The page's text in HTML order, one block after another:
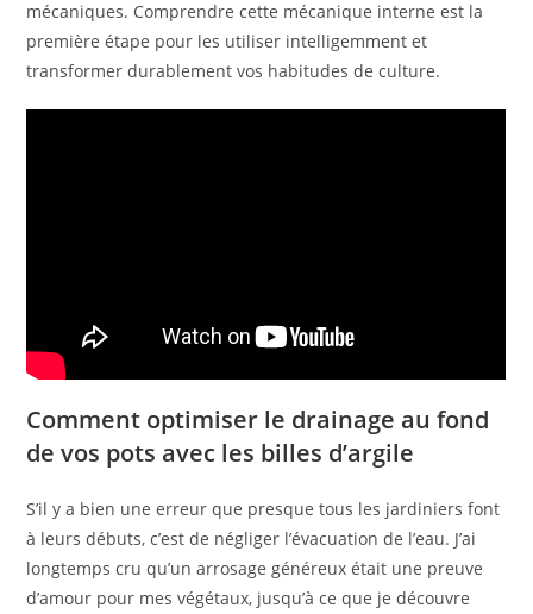
mécaniques. Comprendre cette mécanique interne est la
première étape pour les utiliser intelligemment et
transformer durablement vos habitudes de culture.
Comment optimiser le drainage au fond
de vos pots avec les billes d’argile
S’il y a bien une erreur que presque tous les jardiniers font
à leurs débuts, c’est de négliger l’évacuation de l’eau. J’ai
longtemps cru qu’un arrosage généreux était une preuve
d’amour pour mes végétaux, jusqu’à ce que je découvre